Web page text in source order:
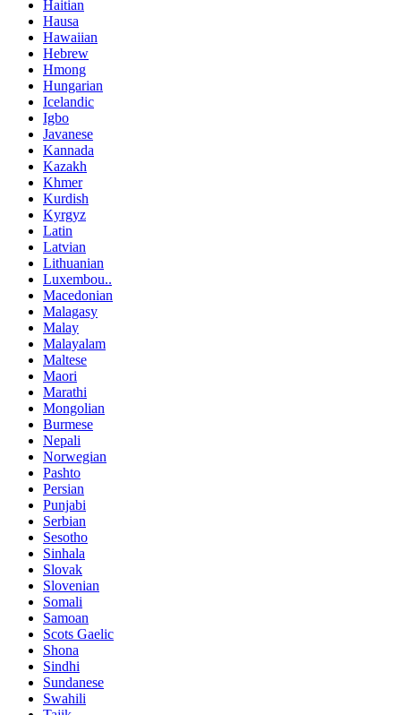
Haitian
Hausa
Hawaiian
Hebrew
Hmong
Hungarian
Icelandic
Igbo
Javanese
Kannada
Kazakh
Khmer
Kurdish
Kyrgyz
Latin
Latvian
Lithuanian
Luxembou..
Macedonian
Malagasy
Malay
Malayalam
Maltese
Maori
Marathi
Mongolian
Burmese
Nepali
Norwegian
Pashto
Persian
Punjabi
Serbian
Sesotho
Sinhala
Slovak
Slovenian
Somali
Samoan
Scots Gaelic
Shona
Sindhi
Sundanese
Swahili